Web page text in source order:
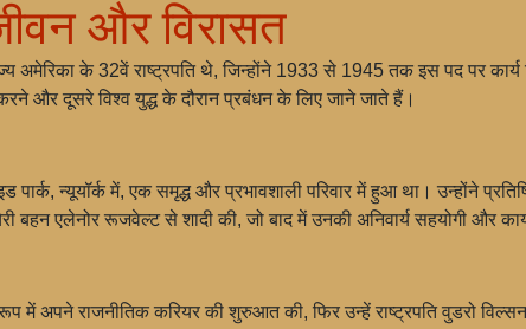
और विरासत
के 32वें राष्ट्रपति थे, जिन्होंने 1933 से 1945 तक इस पद पर कार्य
और दूसरे विश्व युद्ध के दौरान प्रबंधन के लिए जाने जाते हैं।
न्यूयॉर्क में, एक समृद्ध और प्रभावशाली परिवार में हुआ था। उन्होंने
बहन एलेनोर रूजवेल्ट से शादी की, जो बाद में उनकी अनिवार्य सहयोगी और
में अपने राजनीतिक करियर की शुरुआत की, फिर उन्हें राष्ट्रपति वुडरो